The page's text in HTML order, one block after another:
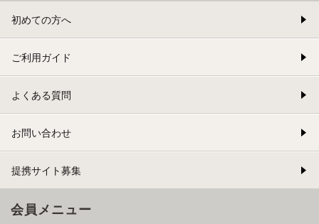
初めての方へ
ご利用ガイド
よくある質問
お問い合わせ
提携サイト募集
会員メニュー